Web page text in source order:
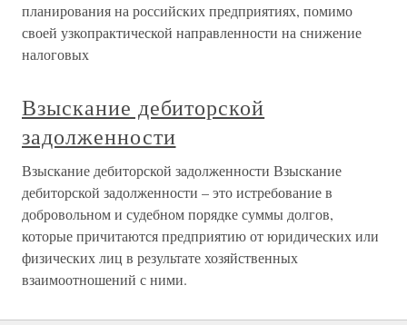
планирования на российских предприятиях, помимо
своей узкопрактической направленности на снижение
налоговых
Взыскание дебиторской
задолженности
Взыскание дебиторской задолженности Взыскание
дебиторской задолженности – это истребование в
добровольном и судебном порядке суммы долгов,
которые причитаются предприятию от юридических или
физических лиц в результате хозяйственных
взаимоотношений с ними.